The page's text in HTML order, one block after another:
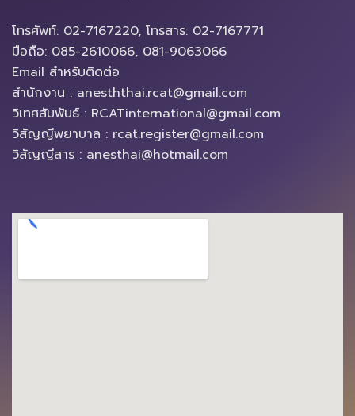
โทรศัพท์: 02-7167220, โทรสาร: 02-7167771
มือถือ: 085-2610066, 081-9063066
Email สำหรับติดต่อ
สำนักงาน : anesththai.rcat@gmail.com
วิเทศสัมพันธ์ : RCATinternational@gmail.com
วิสัญญีพยาบาล : rcat.register@gmail.com
วิสัญญีสาร : anesthai@hotmail.com